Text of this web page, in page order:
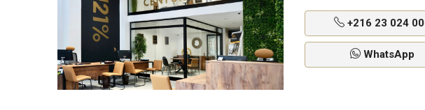
+216 23 024
WhatsApp